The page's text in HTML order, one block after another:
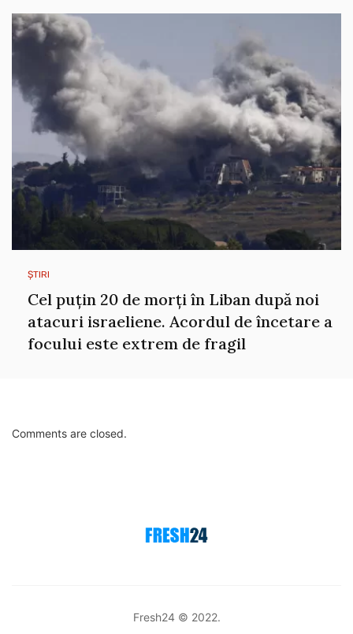
ȘTIRI
Cel puțin 20 de morți în Liban după noi
atacuri israeliene. Acordul de încetare a
focului este extrem de fragil
Comments are closed.
Fresh24 © 2022.